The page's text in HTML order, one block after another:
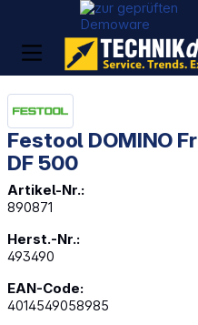
Festool DOMINO
DF 500
Artikel-Nr.:
890871
Herst.-Nr.:
493490
EAN-Code:
4014549058985